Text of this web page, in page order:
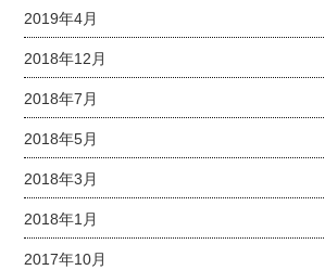
2019年4月
2018年12月
2018年7月
2018年5月
2018年3月
2018年1月
2017年10月